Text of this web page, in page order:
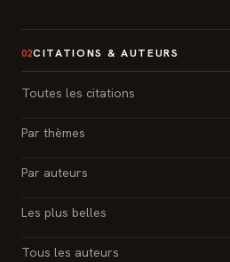
02CITATIONS & AUTEURS
Toutes les citations
Par thèmes
Par auteurs
Les plus belles
Tous les auteurs